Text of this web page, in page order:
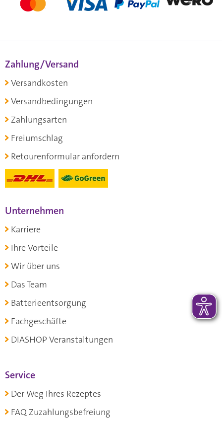
Zahlung/Versand
Versandkosten
Versandbedingungen
Zahlungsarten
Freiumschlag
Retourenformular anfordern
Unternehmen
Karriere
Ihre Vorteile
Wir über uns
Das Team
Batterieentsorgung
Fachgeschäfte
DIASHOP Veranstaltungen
Service
Der Weg Ihres Rezeptes
FAQ Zuzahlungsbefreiung